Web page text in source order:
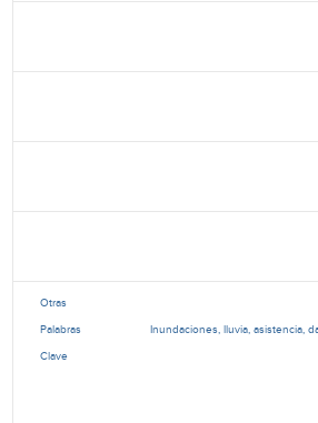
Otras
Palabras
Clave
Inundaciones, lluvia, asistencia,